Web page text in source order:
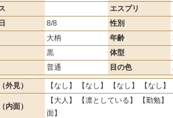
エスプリ
8/8 性別
大柄 年齢
黒 体型
普通 目の色
外見） 【なし】 【なし】 【なし】 【なし】
内面）
【大人】 【凛としている】 【勤勉】
面】